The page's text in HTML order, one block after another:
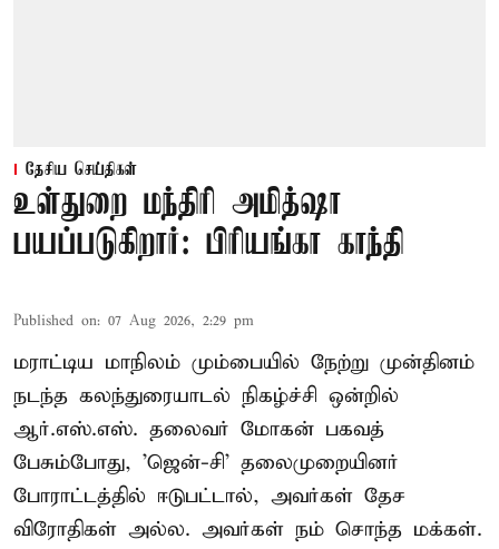
தேசிய செய்திகள்
உள்துறை மந்திரி அமித்ஷா
பயப்படுகிறார்: பிரியங்கா காந்தி
Published on: 07 Aug 2026, 2:29 pm
மராட்டிய மாநிலம் மும்பையில் நேற்று முன்தினம்
நடந்த கலந்துரையாடல் நிகழ்ச்சி ஒன்றில்
ஆர்.எஸ்.எஸ். தலைவர் மோகன் பகவத்
பேசும்போது, 'ஜென்-சி' தலைமுறையினர்
போராட்டத்தில் ஈடுபட்டால், அவர்கள் தேச
விரோதிகள் அல்ல. அவர்கள் நம் சொந்த மக்கள்.